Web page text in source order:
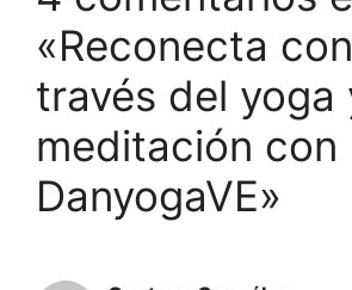
«Reconecta
través del yoga
meditación con
DanyogaVE»